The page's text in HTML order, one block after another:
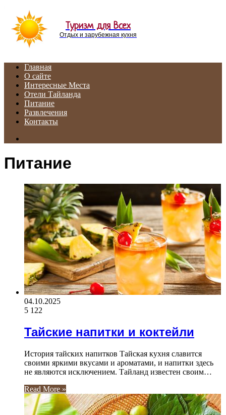
Туризм для Всех
Отдых и зарубежная кухня
Главная
О сайте
Интересные Места
Отели Тайланда
Питание
Развлечения
Контакты
Питание
04.10.2025
5 122
Тайские напитки и коктейли
История тайских напитков Тайская кухня славится
своими яркими вкусами и ароматами, и напитки здесь
не являются исключением. Тайланд известен своим…
Read More »